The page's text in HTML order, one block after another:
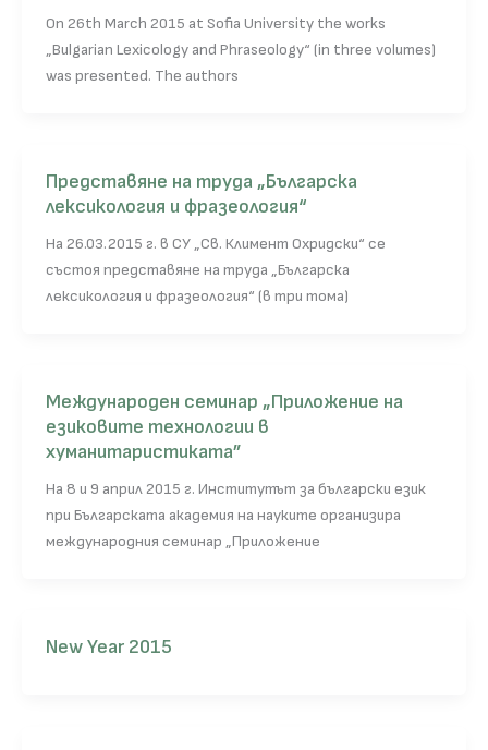
On 26th March 2015 at Sofia University the works
„Bulgarian Lexicology and Phraseology“ (in three volumes)
was presented. The authors
Представяне на труда „Българска
лексикология и фразеология“
На 26.03.2015 г. в СУ „Св. Климент Охридски“ се
състоя представяне на труда „Българска
лексикология и фразеология“ (в три тома)
Международен семинар „Приложение на
езиковите технологии в
хуманитаристиката”
На 8 и 9 април 2015 г. Институтът за български език
при Българската академия на науките организира
международния семинар „Приложение
New Year 2015